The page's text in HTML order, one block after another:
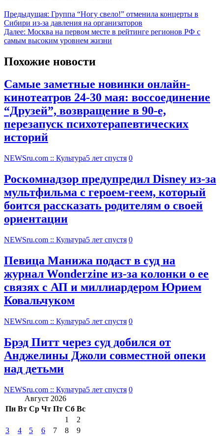
Предыдущая: Группа “Ногу свело!” отменила концерты в
Сибири из-за давления на организаторов
Далее: Москва на первом месте в рейтинге регионов РФ с
самым высоким уровнем жизни
Похожие новости
Самые заметные новинки онлайн-
кинотеатров 24-30 мая: воссоединение
“Друзей”, возвращение в 90-е,
перезапуск психотерапевтических
историй
NEWSru.com :: Культура5 лет спустя 0
Роскомнадзор предупредил Disney из-за
мультфильма c героем-геем, который
боится рассказать родителям о своей
ориентации
NEWSru.com :: Культура5 лет спустя 0
Певица Манижа подаст в суд на
журнал Wonderzine из-за колонки о ее
связях с АП и миллиардером Юрием
Ковальчуком
NEWSru.com :: Культура5 лет спустя 0
Брэд Питт через суд добился от
Анджелины Джоли совместной опеки
над детьми
NEWSru.com :: Культура5 лет спустя 0
Август 2026
Пн Вт Ср Чт Пт Сб Вс
1
2
3
4 5 6 7 8
9